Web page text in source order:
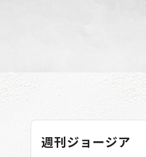
週刊ジョージア